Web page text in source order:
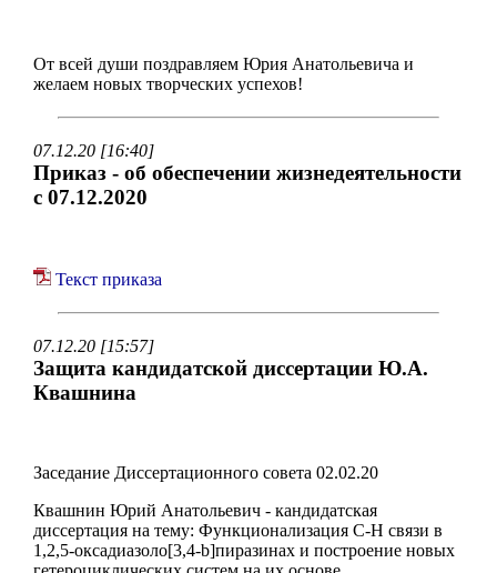
От всей души поздравляем Юрия Анатольевича и
желаем новых творческих успехов!
07.12.20 [16:40]
Приказ - об обеспечении жизнедеятельности
с 07.12.2020
Текст приказа
07.12.20 [15:57]
Защита кандидатской диссертации Ю.А.
Квашнина
Заседание Диссертационного совета 02.02.20
Квашнин Юрий Анатольевич - кандидатская
диссертация на тему: Функционализация C-H связи в
1,2,5-оксадиазоло[3,4-b]пиразинах и построение новых